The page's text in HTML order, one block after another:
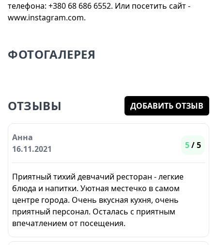
телефона: +380 68 686 6552. Или посетить сайт -
www.instagram.com.
ФОТОГАЛЕРЕЯ
ОТЗЫВЫ ДОБАВИТЬ ОТЗЫВ
Анна
16.11.2021
5/ 5
Приятный тихий девчачий ресторан - легкие
блюда и напитки. Уютная местечко в самом
центре города. Очень вкусная кухня, очень
приятный персонал. Осталась с приятным
впечатлением от посещения.